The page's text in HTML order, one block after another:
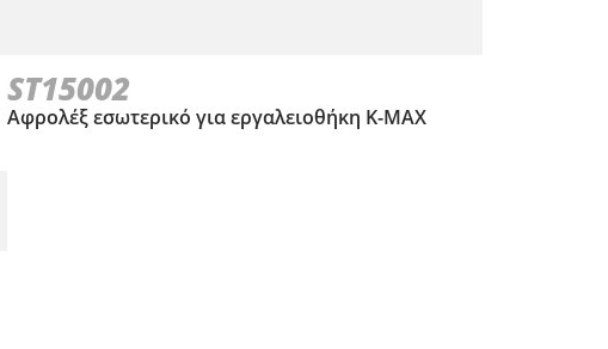
ST15002
Αφρολέξ εσωτερικό για εργαλειοθήκη Κ-ΜΑΧ